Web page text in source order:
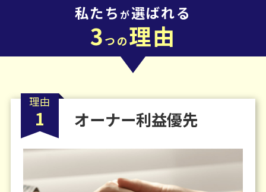
私たち が選ばれる
3 つの 理由
理由
1 オーナー利益優先